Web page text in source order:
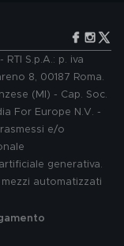
S.p.A.: p. iva
8, 00187 Roma.
(MI) - Cap. Soc.
For Europe N.V. -
e/o
generativa.
automatizzati